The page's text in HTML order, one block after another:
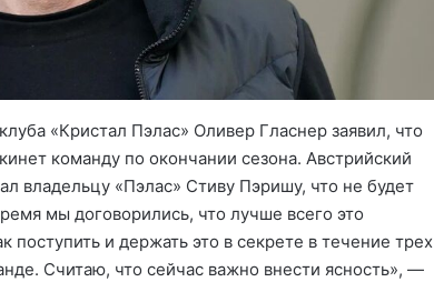
«Кристал Пэлас» Оливер Гласнер заявил, что
команду по окончании сезона. Австрийский
владельцу «Пэлас» Стиву Пэришу, что не будет
мы договорились, что лучше всего это
поступить и держать это в секрете в течение трех
Считаю, что сейчас важно внести ясность», —